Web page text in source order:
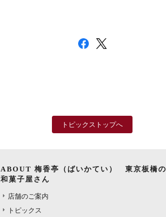
トピックストップへ
ABOUT 梅香亭（ばいかてい） 東京板橋の
和菓子屋さん
店舗のご案内
トピックス